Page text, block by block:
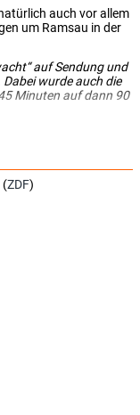
auch vor allem
um Ramsau in der
auf Sendung und
wurde auch die
Minuten auf dann 90
(ZDF)